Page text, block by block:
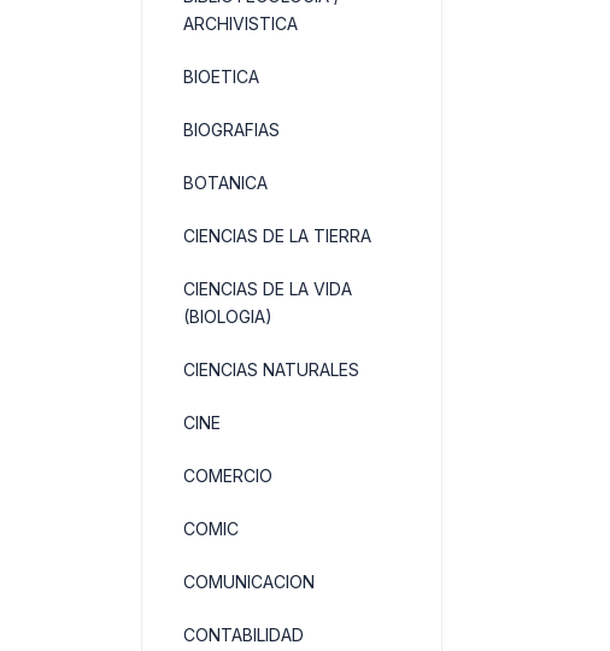
ARCHIVISTICA
BIOETICA
BIOGRAFIAS
BOTANICA
CIENCIAS DE LA TIERRA
CIENCIAS DE LA VIDA
(BIOLOGIA)
CIENCIAS NATURALES
CINE
COMERCIO
COMIC
COMUNICACION
CONTABILIDAD